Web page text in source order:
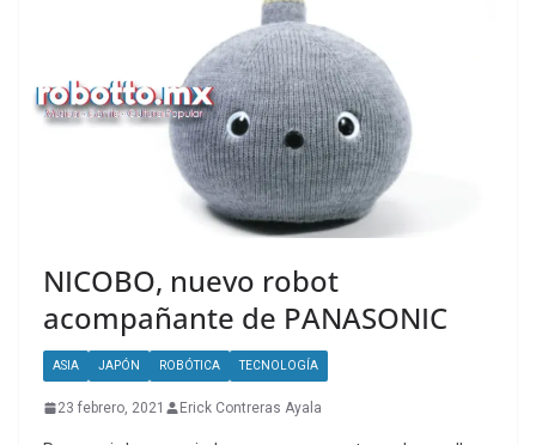
NICOBO, nuevo robot
acompañante de PANASONIC
ASIA JAPÓN ROBÓTICA TECNOLOGÍA
23 febrero, 2021 Erick Contreras Ayala